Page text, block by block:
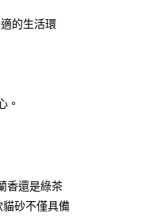
的生活環
。
香還是綠茶
砂不僅具備